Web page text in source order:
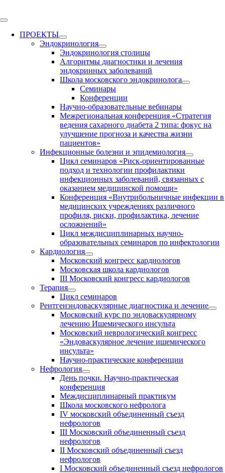
to
Toggle
NavigationПРОЕКТЫ
Эндокринология
Эндокринология столицы
Алгоритмы диагностики и лечения
эндокринных заболеваний
Школа московского эндокринолога
Семинары
Конференции
Научно-образовательные вебинары
Межрегиональная конференция «Стратегия
ведения сахарного диабета 2 типа: фокус на
улучшение прогноза и качества жизни
пациентов»
Инфекционные болезни и эпидемиология
Цикл семинаров «Риск-ориентированные
подход и технологии профилактики
инфекционных заболеваний, связанных с
оказанием медицинской помощи»
Конференция «Внутрибольничные инфекции в
медицинских учреждениях различного
профиля, риски, профилактика, лечение
осложнений»
Цикл междисциплинарных научно-
образовательных семинаров по инфектологии
Кардиология
Московский конгресс кардиологов
Московская школа кардиологов
III Московский конгресс кардиологов
Терапия
Цикл семинаров
Рентгенэндоваскулярные диагностика и лечение
Московский курс по эндоваскулярному
лечению Ишемического инсульта
Московский неврологический конгресс
«Эндоваскулярное лечение ишемического
инсульта»
Научно-практические конференции
Нефрология
День почки. Научно-практическая
конференция
Междисциплинарный практикум
Школа московского нефролога
IV московский объединенный съезд
нефрологов
III Московский объединенный съезд
нефрологов
II Московский объединенный съезд
нефрологов
I Московский объединенный съезд нефрологов